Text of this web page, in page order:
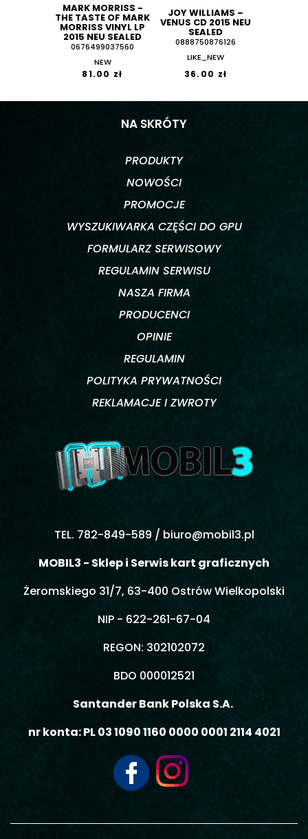
MARK MORRISS -
THE TASTE OF MARK
MORRISS VINYL LP
2015 NEU SEALED
0676499037560
NEW
81.00 zł
JOY WILLIAMS ‎–
VENUS CD 2015 NEU
SEALED
0888750876126
LIKE_NEW
36.00 zł
NA SKRÓTY
PRODUKTY
NOWOŚCI
PROMOCJE
WYSZUKIWARKA CZĘŚCI DO GPU
FORMULARZ SERWISOWY
REGULAMIN SERWISU
NASZA FIRMA
PRODUCENCI
OPINIE
REGULAMIN
POLITYKA PRYWATNOŚCI
REKLAMACJE I ZWROTY
TEL. 782-849-589 / biuro@mobil3.pl
MOBIL3 - Sklep i Serwis kart graficznych
Żeromskiego 31/7, 63-400 Ostrów Wielkopolski
NIP - 622-261-67-04
REGON: 302102072
BDO 000012521
Santander Bank Polska S.A.
nr konta: PL 03 1090 1160 0000 0001 2114 4021